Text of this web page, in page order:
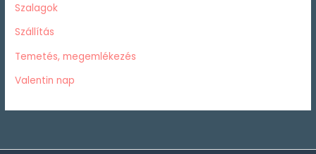
Szalagok
Szállítás
Temetés, megemlékezés
Valentin nap